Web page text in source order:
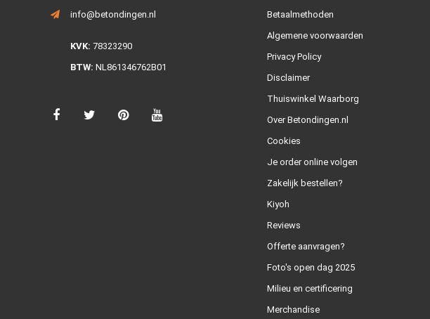
info@betondingen.nl
KVK: 78323290
BTW: NL861346762B01
Betaalmethoden
Algemene voorwaarden
Privacy Policy
Disclaimer
Thuiswinkel Waarborg
Over Betondingen.nl
Cookies
Je order online volgen
Zakelijk bestellen?
Kiyoh
Reviews
Offerte aanvragen?
Foto's open dag 2025
Milieu en certificering
Merchandise